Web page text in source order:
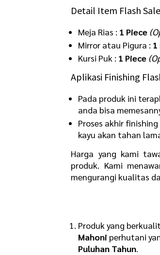
Detail Item Flash
Meja Rias : 1 Piece
Mirror atau Pigura : 1
Kursi Puk : 1 Piece
Aplikasi Finishing
Pada produk ini
anda bisa
Proses akhir
kayu akan tahan
Harga yang kami
produk. Kami
mengurangi kualitas
Produk yang
Mahoni perhutani
Puluhan Tahun.